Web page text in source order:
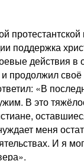
поддержка
действия в
продолжил
«В
В это
меня
И я